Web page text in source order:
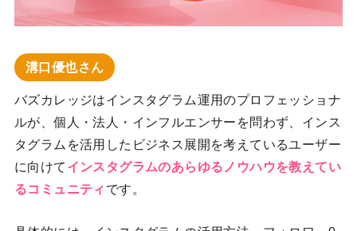
溝口優也さん
バズカレッジはインスタグラム運用のプロフェッショナ
ルが、個人・法人・インフルエンサーを問わず、インス
タグラムを活用したビジネス展開を考えているユーザー
に向けて インスタグラムのあらゆるノウハウを教えてい
るコミュニティ です。